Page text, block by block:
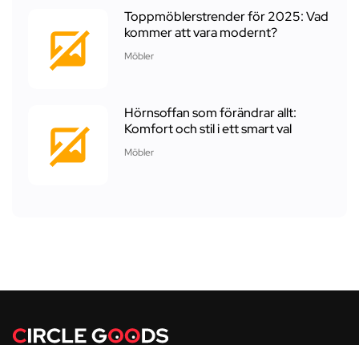
Toppmöblerstrender för 2025: Vad
kommer att vara modernt?
Möbler
Hörnsoffan som förändrar allt:
Komfort och stil i ett smart val
Möbler